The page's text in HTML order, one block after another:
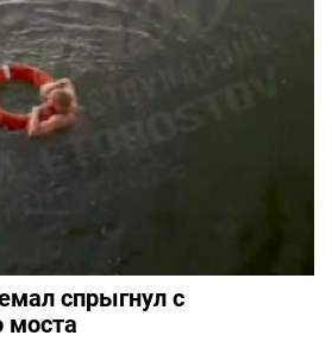
спрыгнул с
моста